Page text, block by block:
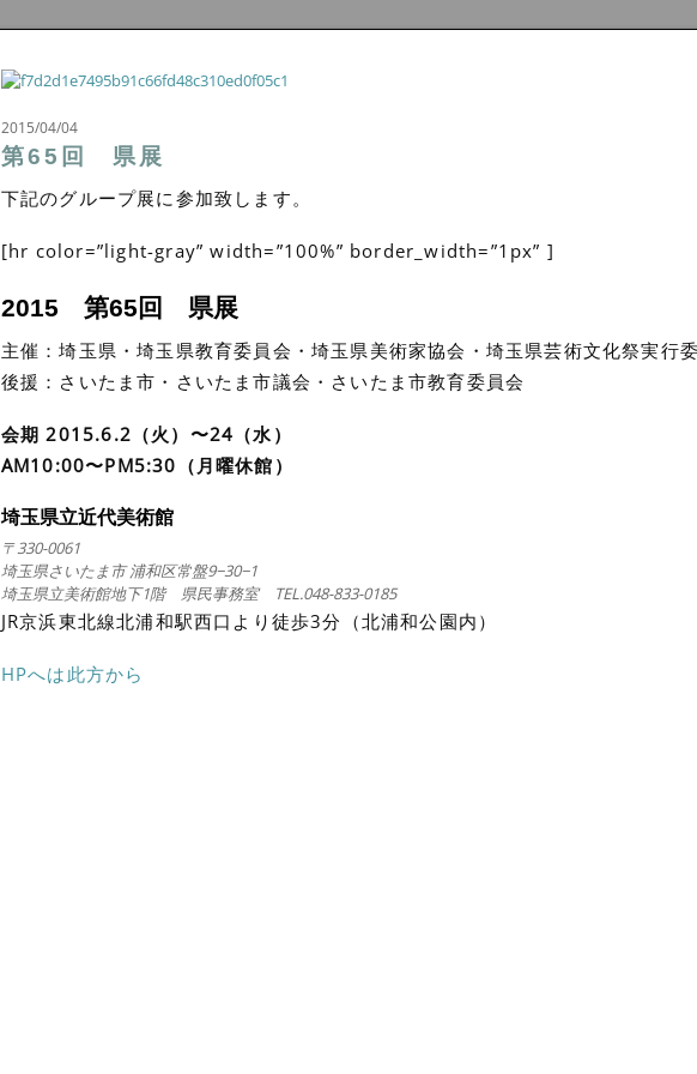
2015/04/04
第65回 県展
下記のグループ展に参加致します。
[hr color=”light-gray” width=”100%” border_width=”1px” ]
2015 第65回 県展
主催：埼玉県・埼玉県教育委員会・埼玉県美術家協会・埼玉県芸術文化祭実行
後援：さいたま市・さいたま市議会・さいたま市教育委員会
会期 2015.6.2（火）〜24（水）
AM10:00〜PM5:30（月曜休館）
埼玉県立近代美術館
〒330-0061
埼玉県さいたま市 浦和区常盤9−30−1
埼玉県立美術館地下1階 県民事務室 TEL.048-833-0185
JR京浜東北線北浦和駅西口より徒歩3分（北浦和公園内）
HPへは此方から